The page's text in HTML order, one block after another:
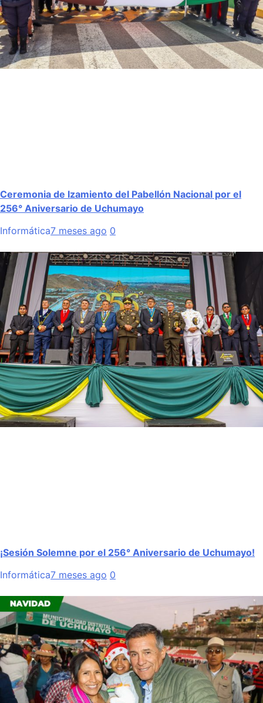
Ceremonia de Izamiento del Pabellón Nacional por el
256° Aniversario de Uchumayo
Informática7 meses ago 0
¡Sesión Solemne por el 256° Aniversario de Uchumayo!
Informática7 meses ago 0